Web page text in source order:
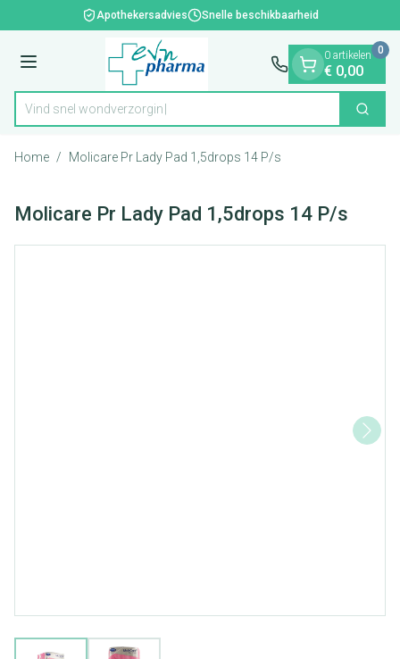
Ga naar de inhoudApothekersadvies Snelle beschikbaarheid
Menu
Product, merk, categorie...
Vind snel wondv Zoek
0 artikelen
€ 0,00
0
Home / Molicare Pr Lady Pad 1,5drops 14 P/s
Molicare Pr Lady Pad 1,5drops 14 P/s
View larger imageView larger image